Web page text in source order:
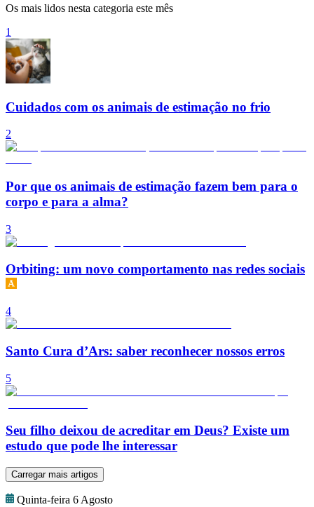
Os mais lidos nesta categoria este mês
1
Cuidados com os animais de estimação no frio
2
Por que os animais de estimação fazem bem para o
corpo e para a alma?
3
Orbiting: um novo comportamento nas redes sociais
4
Santo Cura d’Ars: saber reconhecer nossos erros
5
Seu filho deixou de acreditar em Deus? Existe um
estudo que pode lhe interessar
Carregar mais artigos
Quinta-feira 6 Agosto